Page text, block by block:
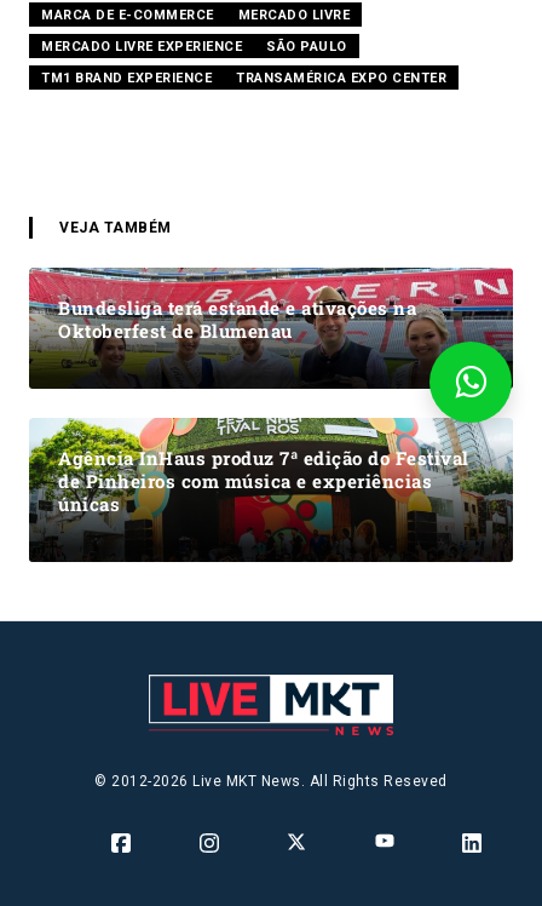
MARCA DE E-COMMERCE
MERCADO LIVRE
MERCADO LIVRE EXPERIENCE
SÃO PAULO
TM1 BRAND EXPERIENCE
TRANSAMÉRICA EXPO CENTER
VEJA TAMBÉM
Bundesliga terá estande e ativações na
Oktoberfest de Blumenau
Agência InHaus produz 7ª edição do Festival
de Pinheiros com música e experiências
únicas
© 2012-2026 Live MKT News. All Rights Reseved